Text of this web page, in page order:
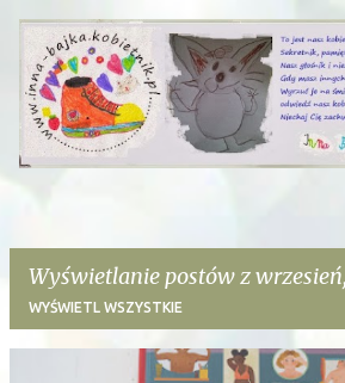
Przejdź do głównej
Wyświetlanie postów z
WYŚWIETL WSZYSTKIE